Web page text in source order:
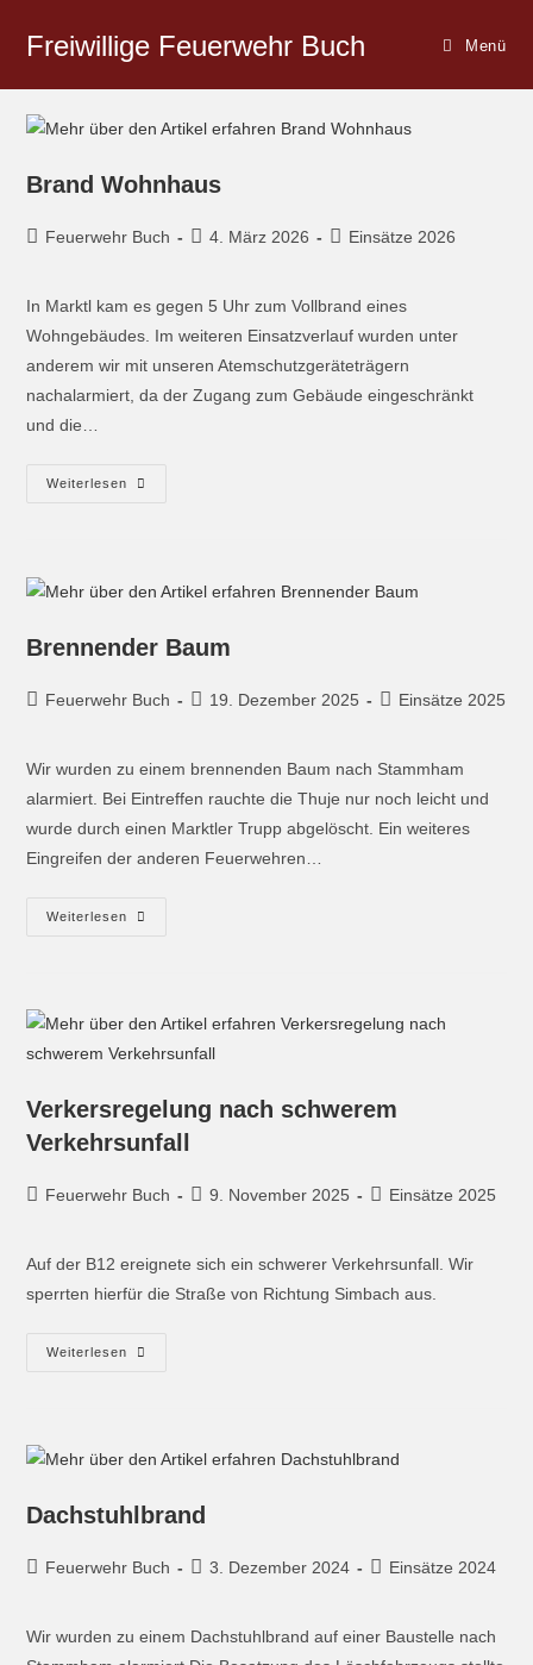
Freiwillige Feuerwehr Buch Menü
Brand Wohnhaus
Feuerwehr Buch 4. März 2026 Einsätze 2026
In Marktl kam es gegen 5 Uhr zum Vollbrand eines
Wohngebäudes. Im weiteren Einsatzverlauf wurden unter
anderem wir mit unseren Atemschutzgeräteträgern
nachalarmiert, da der Zugang zum Gebäude eingeschränkt
und die…
Weiterlesen
Brennender Baum
Feuerwehr Buch 19. Dezember 2025 Einsätze 2025
Wir wurden zu einem brennenden Baum nach Stammham
alarmiert. Bei Eintreffen rauchte die Thuje nur noch leicht und
wurde durch einen Marktler Trupp abgelöscht. Ein weiteres
Eingreifen der anderen Feuerwehren…
Weiterlesen
Verkersregelung nach schwerem
Verkehrsunfall
Feuerwehr Buch 9. November 2025 Einsätze 2025
Auf der B12 ereignete sich ein schwerer Verkehrsunfall. Wir
sperrten hierfür die Straße von Richtung Simbach aus.
Weiterlesen
Dachstuhlbrand
Feuerwehr Buch 3. Dezember 2024 Einsätze 2024
Wir wurden zu einem Dachstuhlbrand auf einer Baustelle nach